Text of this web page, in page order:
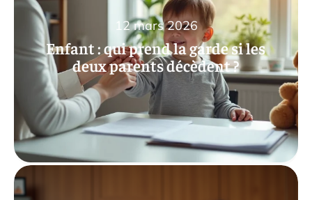
Enfant : qui prend la garde si les
deux parents décèdent ?
12 mars 2026